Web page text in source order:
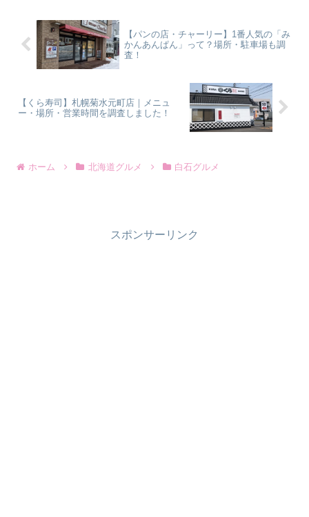
【パンの店・チャーリー】1番人気の「み
かんあんぱん」って？場所・駐車場も調
査！
【くら寿司】札幌菊水元町店｜メニュ
ー・場所・営業時間を調査しました！
ホーム 北海道グルメ 白石グルメ
スポンサーリンク